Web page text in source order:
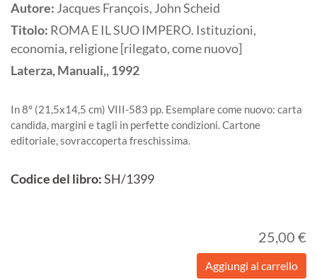
Autore: Jacques François, John Scheid
Titolo: ROMA E IL SUO IMPERO. Istituzioni,
economia, religione [rilegato, come nuovo]
Laterza, Manuali,,1992
In 8° (21,5x14,5 cm) VIII-583 pp. Esemplare come nuovo: carta
candida, margini e tagli in perfette condizioni. Cartone
editoriale, sovraccoperta freschissima.
Codice del libro:SH/1399
25,00 €